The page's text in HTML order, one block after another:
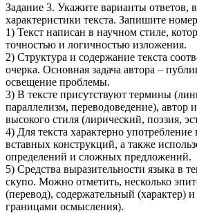
Задание 3. Укажите варианты ответов,
характеристики текста. Запишите
1) Текст написан в научном стиле,
точностью и логичностью изложения.
2) Структура и содержание текста
очерка. Основная задача автора –
освещение проблемы.
3) В тексте присутствуют термины
параллелизм, переводоведение), автор
высокого стиля (лирический, поэзия,
4) Для текста характерно
вставных конструкций, а также
определений и сложных предложений.
5) Средства выразительности языка в
скупо. Можно отметить, несколько
(перевод), содержательный (характер) и
границами осмысления).